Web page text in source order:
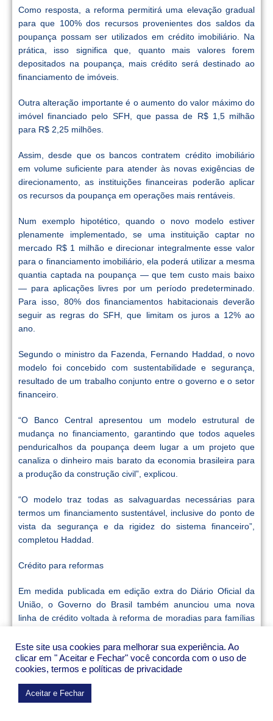
Como resposta, a reforma permitirá uma elevação gradual
para que 100% dos recursos provenientes dos saldos da
poupança possam ser utilizados em crédito imobiliário. Na
prática, isso significa que, quanto mais valores forem
depositados na poupança, mais crédito será destinado ao
financiamento de imóveis.
Outra alteração importante é o aumento do valor máximo do
imóvel financiado pelo SFH, que passa de R$ 1,5 milhão
para R$ 2,25 milhões.
Assim, desde que os bancos contratem crédito imobiliário
em volume suficiente para atender às novas exigências de
direcionamento, as instituições financeiras poderão aplicar
os recursos da poupança em operações mais rentáveis.
Num exemplo hipotético, quando o novo modelo estiver
plenamente implementado, se uma instituição captar no
mercado R$ 1 milhão e direcionar integralmente esse valor
para o financiamento imobiliário, ela poderá utilizar a mesma
quantia captada na poupança — que tem custo mais baixo
— para aplicações livres por um período predeterminado.
Para isso, 80% dos financiamentos habitacionais deverão
seguir as regras do SFH, que limitam os juros a 12% ao
ano.
Segundo o ministro da Fazenda, Fernando Haddad, o novo
modelo foi concebido com sustentabilidade e segurança,
resultado de um trabalho conjunto entre o governo e o setor
financeiro.
“O Banco Central apresentou um modelo estrutural de
mudança no financiamento, garantindo que todos aqueles
penduricalhos da poupança deem lugar a um projeto que
canaliza o dinheiro mais barato da economia brasileira para
a produção da construção civil”, explicou.
“O modelo traz todas as salvaguardas necessárias para
termos um financiamento sustentável, inclusive do ponto de
vista da segurança e da rigidez do sistema financeiro”,
completou Haddad.
Crédito para reformas
Em medida publicada em edição extra do Diário Oficial da
União, o Governo do Brasil também anunciou uma nova
linha de crédito voltada à reforma de moradias para famílias
Minha Vida, no âmbito do Novo PAC, e prevê financiamentos
entre R$ 5 mil e R$ 30 mil, com juros reduzidos e prazos de
pagamento entre 24 e 60 meses.
A medida complementa o novo modelo de financiamento
Este site usa cookies para melhorar sua experiência. Ao
clicar em " Aceitar e Fechar" você concorda com o uso de
cookies, termos e políticas de privacidade
Aceitar e Fechar